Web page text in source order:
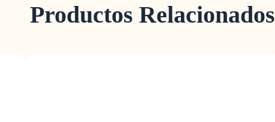
Productos Relacionados